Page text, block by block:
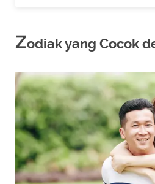
Zodiak yang Cocok